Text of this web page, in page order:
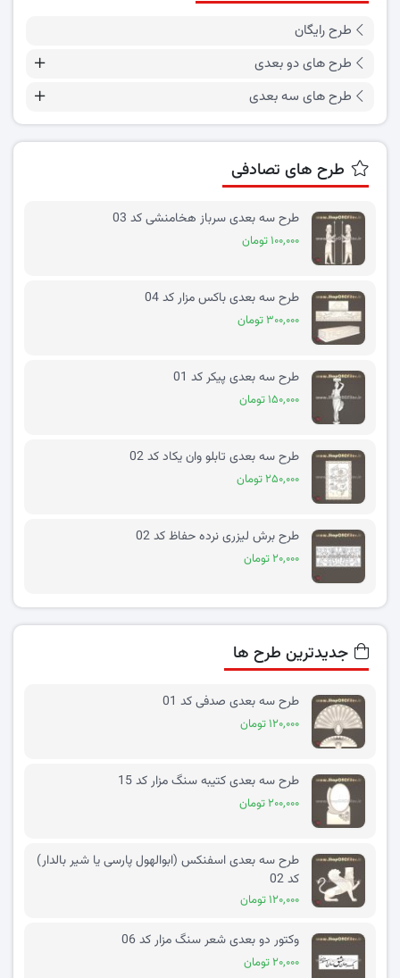
طرح رایگان
طرح های دو بعدی
طرح های سه بعدی
طرح های تصادفی
طرح سه بعدی سرباز هخامنشی کد 03
۱۰۰,۰۰۰ تومان
طرح سه بعدی باکس مزار کد 04
۳۰۰,۰۰۰ تومان
طرح سه بعدی پیکر کد 01
۱۵۰,۰۰۰ تومان
طرح سه بعدی تابلو وان یکاد کد 02
۲۵۰,۰۰۰ تومان
طرح برش لیزری نرده حفاظ کد 02
۲۰,۰۰۰ تومان
جدیدترین طرح ها
طرح سه بعدی صدفی کد 01
۱۲۰,۰۰۰ تومان
طرح سه بعدی کتیبه سنگ مزار کد 15
۲۰۰,۰۰۰ تومان
طرح سه بعدی اسفنکس (ابوالهول پارسی یا شیر بالدار)
کد 02
۱۲۰,۰۰۰ تومان
وکتور دو بعدی شعر سنگ مزار کد 06
۲۰,۰۰۰ تومان